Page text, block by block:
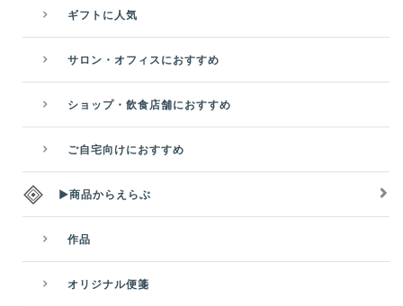
ギフトに人気
サロン・オフィスにおすすめ
ショップ・飲食店舗におすすめ
ご自宅向けにおすすめ
▶商品からえらぶ
作品
オリジナル便箋